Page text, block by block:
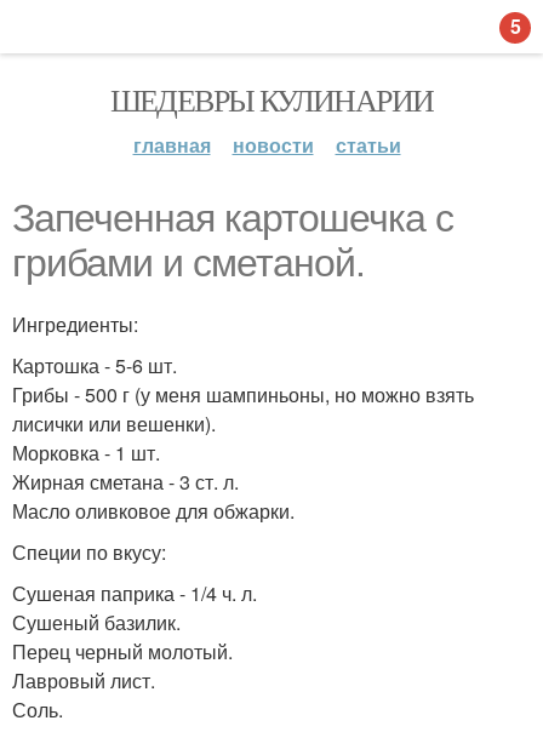
ШЕДЕВРЫ КУЛИНАРИИ
главная новости статьи
Запеченная картошечка с
грибами и сметаной.
Ингредиенты:
Картошка - 5-6 шт.
Грибы - 500 г (у меня шампиньоны, но можно взять
лисички или вешенки).
Морковка - 1 шт.
Жирная сметана - 3 ст. л.
Масло оливковое для обжарки.
Специи по вкусу:
Сушеная паприка - 1/4 ч. л.
Сушеный базилик.
Перец черный молотый.
Лавровый лист.
Соль.
5